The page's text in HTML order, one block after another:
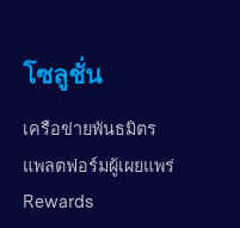
โซลูชั่น
เครือข่ายพันธมิตร
แพลตฟอร์มผู้เผยแพร่
Rewards